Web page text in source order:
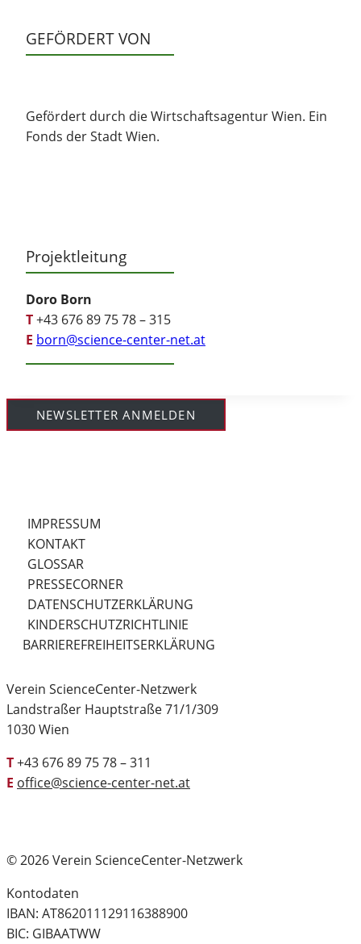
GEFÖRDERT VON
Gefördert durch die Wirtschaftsagentur Wien. Ein
Fonds der Stadt Wien.
Projektleitung
Doro Born
T+43 676 89 75 78 – 315
E born@science-center-net.at
NEWSLETTER ANMELDEN
IMPRESSUM
KONTAKT
GLOSSAR
PRESSECORNER
DATENSCHUTZERKLÄRUNG
KINDERSCHUTZRICHTLINIE
BARRIEREFREIHEITSERKLÄRUNG
Verein ScienceCenter-Netzwerk
Landstraßer Hauptstraße 71/1/309
1030 Wien
T+43 676 89 75 78 – 311
E office@science-center-net.at
© 2026 Verein ScienceCenter-Netzwerk
Kontodaten
IBAN: AT862011129116388900
BIC: GIBAATWW